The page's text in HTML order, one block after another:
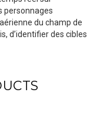
personnages
du champ de
d’identifier des cibles